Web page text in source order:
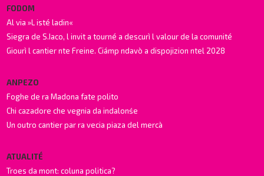
FODOM
Al via »L isté ladin«
Siegra de S.Iaco, l invit a tourné a descurì l valour de la comunité
Giourì l cantier nte Freine. Ciámp ndavò a dispojizion ntel 2028
ANPEZO
Foghe de ra Madona fate polito
Chi cazadore che vegnia da indalonśe
Un outro cantier par ra vecia piaza del mercà
ATUALITÉ
Troes da mont: coluna politica?